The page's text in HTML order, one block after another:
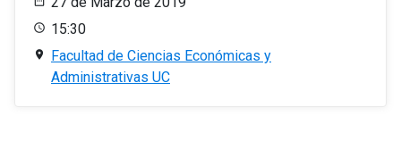
15:30
Facultad de Ciencias Económicas y
Administrativas UC